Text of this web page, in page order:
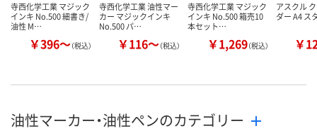
寺西化学工業 マジック
インキ No.500 細書き/
油性 M…
￥396～（税込）
寺西化学工業 油性マー
カー マジックインキ
No.500 パ…
￥116～（税込）
寺西化学工業 マジック
インキ No.500 箱売10
本セット…
￥1,269（税込）
アスクル
ダー A4 ス
￥
油性マーカー・油性ペンのカテゴリー